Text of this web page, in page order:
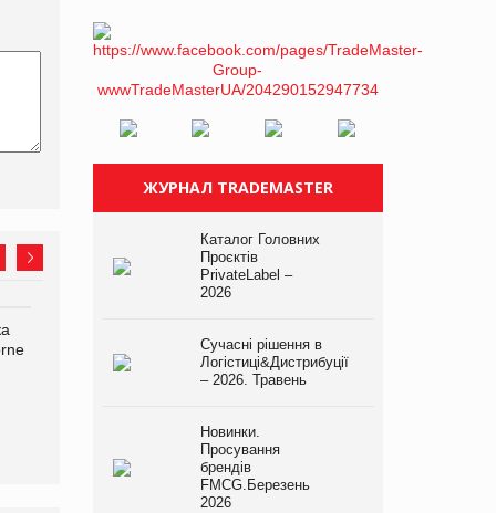
знищення своєї продукції
на складі після російської
хвостатих: у VARUS
з’явилися паучі Varto Paw
ЖУРНАЛ TRADEMASTER
Каталог Головних
Проєктів
PrivateLabel –
2026
Сучасні рішення в
Логістиці&Дистрибуції
– 2026. Травень
Новинки.
Просування
брендів
FMCG.Березень
2026